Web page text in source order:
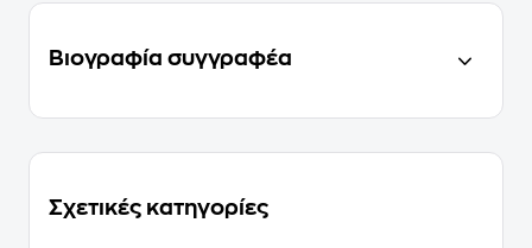
Βιογραφία συγγραφέα
Σχετικές κατηγορίες